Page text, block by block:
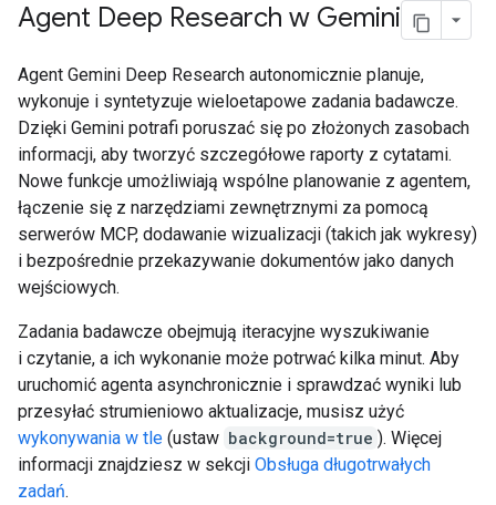
Agent Deep Research w Gemini
Agent Gemini Deep Research autonomicznie planuje,
wykonuje i syntetyzuje wieloetapowe zadania badawcze.
Dzięki Gemini potrafi poruszać się po złożonych zasobach
informacji, aby tworzyć szczegółowe raporty z cytatami.
Nowe funkcje umożliwiają wspólne planowanie z agentem,
łączenie się z narzędziami zewnętrznymi za pomocą
serwerów MCP, dodawanie wizualizacji (takich jak wykresy)
i bezpośrednie przekazywanie dokumentów jako danych
wejściowych.
Zadania badawcze obejmują iteracyjne wyszukiwanie
i czytanie, a ich wykonanie może potrwać kilka minut. Aby
uruchomić agenta asynchronicznie i sprawdzać wyniki lub
przesyłać strumieniowo aktualizacje, musisz użyć
wykonywania w tle (ustaw background=true ). Więcej
informacji znajdziesz w sekcji Obsługa długotrwałych
zadań.